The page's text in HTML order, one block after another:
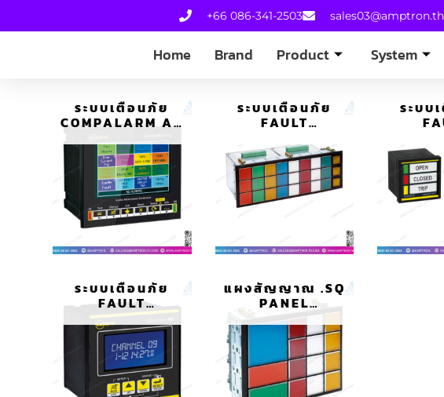
+66 086-341-2503
Home Brand Product System
ระบบเตือนภัย
COMPALARM AP
PROGRAMMABLE
ระบบเตือนภัย
FAULT
COMPALARM AP
ระบบ
ระบบเตือนภัย
FAULT
DETECTION
COMPALARM AP
D2, D2M
แผงสัญญาณ .SQ
PANEL
SIGNALING